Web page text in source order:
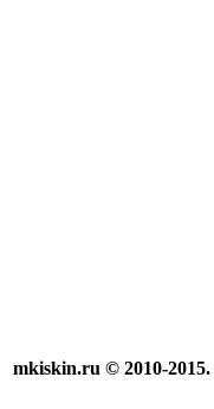
mkiskin.ru © 2010-2015.